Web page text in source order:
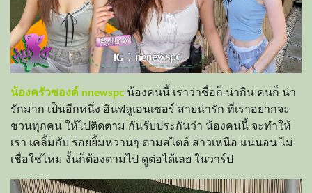
น้องครัวซองค์ nnewspc น้องคนนี้ เราว่าชื่อก็ น่ากิน คนก็ น่า
รักมาก เป็นอีกหนึ่ง อินฟลูเอนเซอร์ สายน่ารัก ที่เราอยากจะ
ชวนทุกคน ให้ไปติดตาม กันรับประกันว่า น้องคนนี้ จะทำให้
เรา เคลิ้มกับ รอยยิ้มหวานๆ ตามสไตล์ สาวเหนือ แน่นอน ไม่
เชื่อใช่ไหม งั้นก็ต้องตามไป ดูต่อได้เลย ในวาร์ป